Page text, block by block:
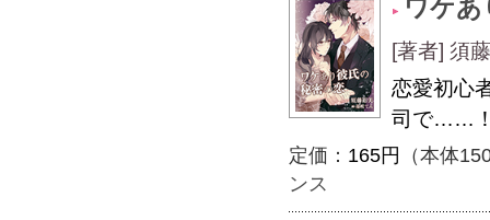
ワケあ
[著者] 須
恋愛初心
司で……
定価： 165円
（本体
ンス